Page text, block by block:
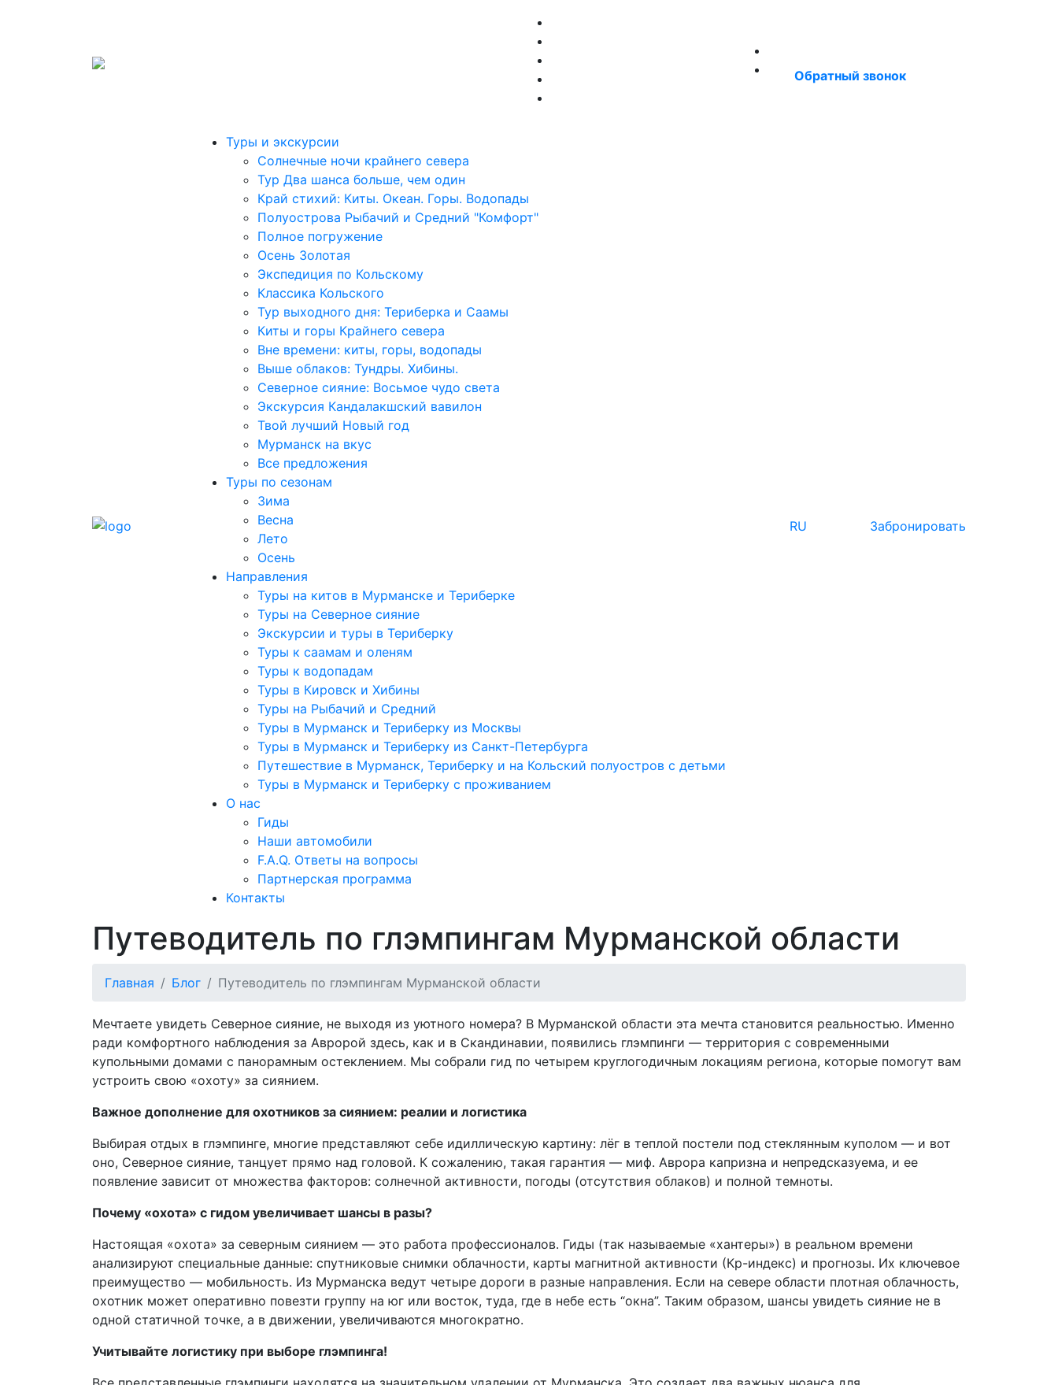
Обратный звонок
Туры и экскурсии
Солнечные ночи крайнего севера
Тур Два шанса больше, чем один
Край стихий: Киты. Океан. Горы. Водопады
Полуострова Рыбачий и Средний "Комфорт"
Полное погружение
Осень Золотая
Экспедиция по Кольскому
Классика Кольского
Тур выходного дня: Териберка и Саамы
Киты и горы Крайнего севера
Вне времени: киты, горы, водопады
Выше облаков: Тундры. Хибины.
Северное сияние: Восьмое чудо света
Экскурсия Кандалакшский вавилон
Твой лучший Новый год
Мурманск на вкус
Все предложения
Туры по сезонам
Зима
Весна
Лето
Осень
Направления
Туры на китов в Мурманске и Териберке
Туры на Северное сияние
Экскурсии и туры в Териберку
Туры к саамам и оленям
Туры к водопадам
Туры в Кировск и Хибины
Туры на Рыбачий и Средний
Туры в Мурманск и Териберку из Москвы
Туры в Мурманск и Териберку из Санкт-Петербурга
Путешествие в Мурманск, Териберку и на Кольский полуостров с детьми
Туры в Мурманск и Териберку с проживанием
О нас
Гиды
Наши автомобили
F.A.Q. Ответы на вопросы
Партнерская программа
Контакты
RU Забронировать
Путеводитель по глэмпингам Мурманской области
Главная Блог Путеводитель по глэмпингам Мурманской области
Мечтаете увидеть Северное сияние, не выходя из уютного номера? В Мурманской области эта мечта становится реальностью. Именно
ради комфортного наблюдения за Авророй здесь, как и в Скандинавии, появились глэмпинги — территория с современными
купольными домами с панорамным остеклением. Мы собрали гид по четырем круглогодичным локациям региона, которые помогут вам
устроить свою «охоту» за сиянием.
Важное дополнение для охотников за сиянием: реалии и логистика
Выбирая отдых в глэмпинге, многие представляют себе идиллическую картину: лёг в теплой постели под стеклянным куполом — и вот
оно, Северное сияние, танцует прямо над головой. К сожалению, такая гарантия — миф. Аврора капризна и непредсказуема, и ее
появление зависит от множества факторов: солнечной активности, погоды (отсутствия облаков) и полной темноты.
Почему «охота» с гидом увеличивает шансы в разы?
Настоящая «охота» за северным сиянием — это работа профессионалов. Гиды (так называемые «хантеры») в реальном времени
анализируют специальные данные: спутниковые снимки облачности, карты магнитной активности (Кр-индекс) и прогнозы. Их ключевое
преимущество — мобильность. Из Мурманска ведут четыре дороги в разные направления. Если на севере области плотная облачность,
охотник может оперативно повезти группу на юг или восток, туда, где в небе есть “окна”. Таким образом, шансы увидеть сияние не в
одной статичной точке, а в движении, увеличиваются многократно.
Учитывайте логистику при выборе глэмпинга!